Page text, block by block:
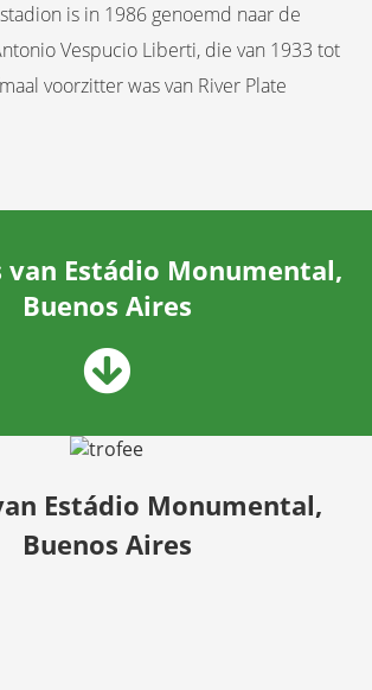
is in 1986 genoemd naar de
Vespucio Liberti, die van 1933 tot
voorzitter was van River Plate
van Estádio Monumental,
Buenos Aires
Estádio Monumental,
Buenos Aires